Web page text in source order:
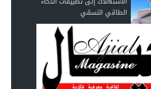
الطاقي النسقي